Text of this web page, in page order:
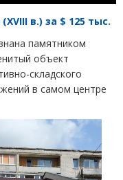
(ХVIII в.) за $ 125 тыс.
памятником
объект
складского
в самом центре